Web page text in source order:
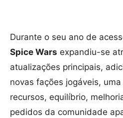
Durante o seu ano de
Spice Wars expandiu-se
atualizações principais,
novas fações jogáveis,
recursos, equilíbrio,
pedidos da comunidade